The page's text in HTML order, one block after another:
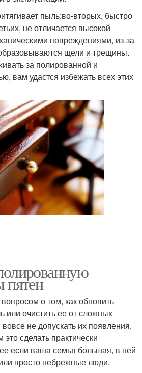
пыль;во-вторых, быстро
не отличается высокой
повреждениями, из-за
щели и трещины.
за полированной и
вам удастся избежать всех этих
пятен
о том, как обновить
или очистить ее от сложных
не допускать их появления.
сделать практически
если ваша семья большая, в ней
просто небрежные люди.